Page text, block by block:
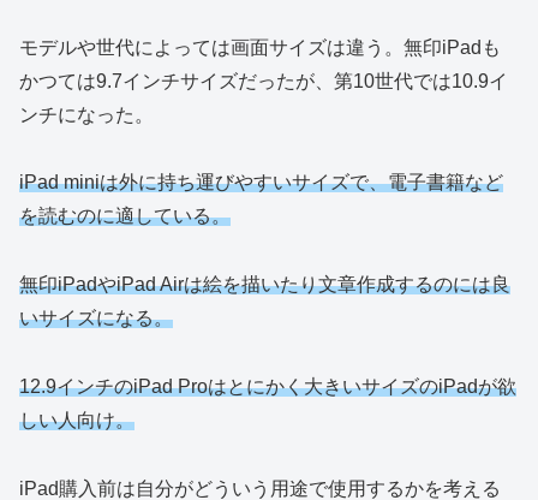
モデルや世代によっては画面サイズは違う。無印iPadも
かつては9.7インチサイズだったが、第10世代では10.9イ
ンチになった。
iPad miniは外に持ち運びやすいサイズで、電子書籍など
を読むのに適している。
無印iPadやiPad Airは絵を描いたり文章作成するのには良
いサイズになる。
12.9インチのiPad Proはとにかく大きいサイズのiPadが欲
しい人向け。
iPad購入前は自分がどういう用途で使用するかを考える